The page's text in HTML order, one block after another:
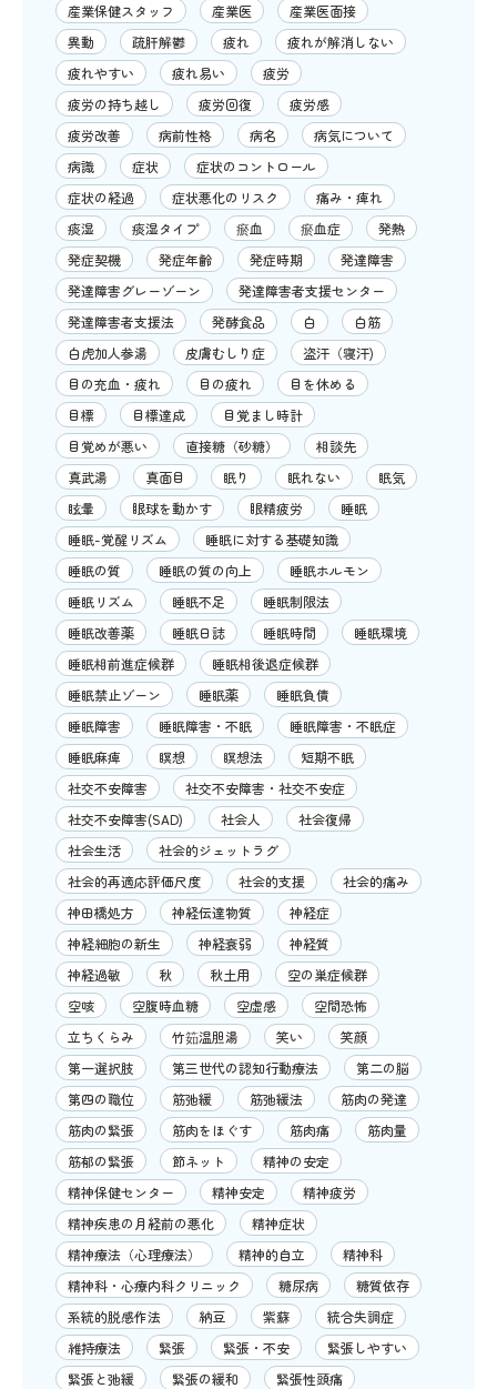
産業保健スタッフ
産業医
産業医面接
異動
疏肝解鬱 疲れ
疲れが解消しない
疲れやすい
疲れ易い
疲労
疲労の持ち越し
疲労回復
疲労感
疲労改善
病前性格 病名
病気について
病識
症状
症状のコントロール
症状の経過
症状悪化のリスク
痛み・痺れ
痰湿
痰湿タイプ 瘀血 瘀血症
発熱
発症契機
発症年齢 発症時期
発達障害
発達障害グレーゾーン
発達障害者支援センター
発達障害者支援法
発酵食品 白
白筋
白虎加人参湯
皮膚むしり症
盗汗（寝汗)
目の充血・疲れ
目の疲れ
目を休める
目標
目標達成
目覚まし時計
目覚めが悪い
直接糖（砂糖）
相談先
真武湯
真面目 眠り 眠れない
眠気
眩暈
眼球を動かす 眼精疲労
睡眠
睡眠-覚醒リズム
睡眠に対する基礎知識
睡眠の質
睡眠の質の向上
睡眠ホルモン
睡眠リズム
睡眠不足
睡眠制限法
睡眠改善薬
睡眠日誌 睡眠時間
睡眠環境
睡眠相前進症候群
睡眠相後退症候群
睡眠禁止ゾーン
睡眠薬
睡眠負債
睡眠障害
睡眠障害・不眠
睡眠障害・不眠症
睡眠麻痺
瞑想 瞑想法
短期不眠
社交不安障害
社交不安障害・社交不安症
社交不安障害(SAD)
社会人
社会復帰
社会生活
社会的ジェットラグ
社会的再適応評価尺度
社会的支援
社会的痛み
神田橋処方
神経伝達物質
神経症
神経細胞の新生
神経衰弱
神経質
神経過敏
秋 秋土用
空の巣症候群
空咳
空腹時血糖 空虚感
空間恐怖
立ちくらみ
竹筎温胆湯 笑い
笑顔
第一選択肢
第三世代の認知行動療法
第二の脳
第四の職位
筋弛緩 筋弛緩法
筋肉の発達
筋肉の緊張
筋肉をほぐす 筋肉痛
筋肉量
筋郁の緊張
節ネット
精神の安定
精神保健センター
精神安定
精神疲労
精神疾患の月経前の悪化
精神症状
精神療法（心理療法）
精神的自立
精神科
精神科・心療内科クリニック
糖尿病
糖質依存
系統的脱感作法
納豆 紫蘇
統合失調症
維持療法
緊張 緊張・不安
緊張しやすい
緊張と弛緩
緊張の緩和
緊張性頭痛